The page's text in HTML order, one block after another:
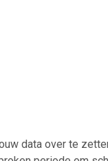
data over te